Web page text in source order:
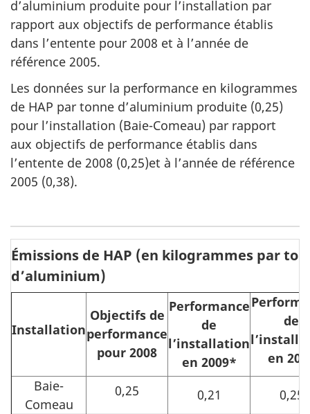
d’aluminium produite pour l’installation par
rapport aux objectifs de performance établis
dans l’entente pour 2008 et à l’année de
référence 2005.
Les données sur la performance en kilogrammes
de HAP par tonne d’aluminium produite (0,25)
pour l’installation (Baie-Comeau) par rapport
aux objectifs de performance établis dans
l’entente de 2008 (0,25)et à l’année de référence
2005 (0,38).
Émissions de HAP (en kilogrammes par
d’aluminium)
Installation
Objectifs de
performance
pour 2008
Performance
de
l’installation
en 2009*
de
en
Baie-
Comeau
0,25 0,21 0,25